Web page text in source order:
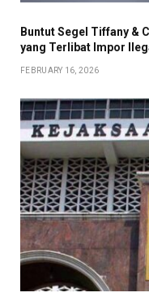
Buntut Segel Tiffany &
yang Terlibat Impor
FEBRUARY 16, 2026